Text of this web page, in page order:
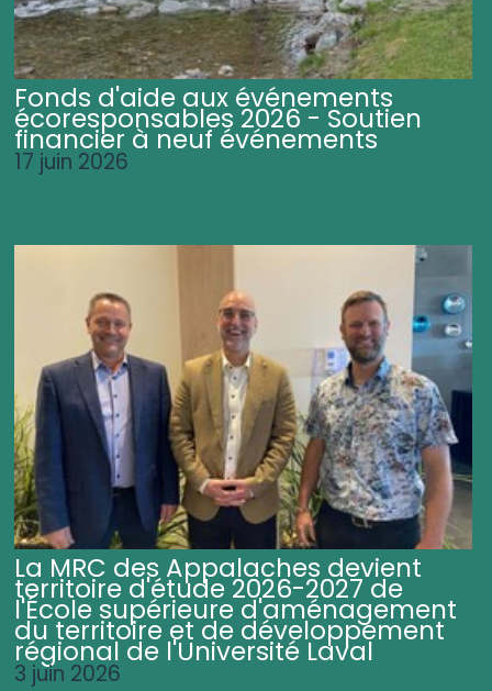
Fonds d'aide aux événements
écoresponsables 2026 - Soutien
financier à neuf événements
17 juin 2026
La MRC des Appalaches devient
territoire d'étude 2026-2027 de
l'École supérieure d'aménagement
du territoire et de développement
régional de l'Université Laval
3 juin 2026